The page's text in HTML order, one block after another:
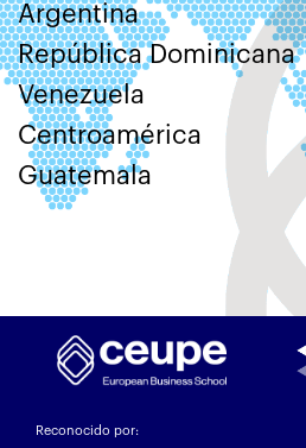
Argentina
República Dominicana
Venezuela
Centroamérica
Guatemala
Reconocido por: